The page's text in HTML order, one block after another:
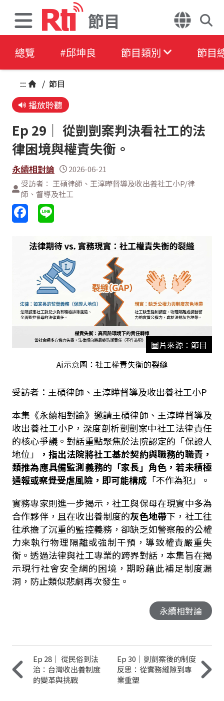
節目
總覽 #邱坤良 節目類別 節目
::: / 節目
播放聆聽
Ep 29｜ 從剴剴案判決看社工的法
律困境與權責失衡。
永續相對論
2026-06-21
受訪者： 王碩律師、王淳曄督導及收出養社工小P/律
師、督導及社工
圖片來源：節目
Ai示意圖：社工權責失衡的裂縫
受訪者： 王碩律師、王淳曄督導及收出養社工小P
本集《永續相對論》邀請王碩律師、王淳曄督導及
收出養社工小P，深度剖析剴剴案中社工法律責任
的核心爭議。對話重點聚焦於法院認定的「保證人
地位」
，指出法院將社工基於契約與職務的職責，
類推為應具備監測義務的「家長」角色，若未積極
通報或察覺受虐風險，即可能構成 「不作為犯」。
實務專家則進一步揭示，社工與保母在現實中多為
合作夥伴，且在收出養制度的灰色地帶下，社工往
往承擔了沉重的監控義務，卻缺乏如警察般的公權
力來執行物理隔離或強制干預，導致權責嚴重失
衡。透過法律與社工專業的跨界對話，本集旨在揭
示現行社會安全網的困境，期盼藉此補足制度漏
洞，防止類似悲劇再次發生。
永續相對論
Ep 28｜ 從民俗到法
治：台灣收出養制度
的變革與挑戰
Ep 30｜剴剴案後的制度
反思：從實務縫隙到專
業重塑